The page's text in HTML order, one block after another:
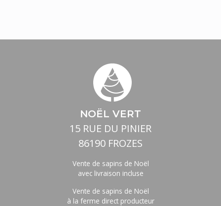
NOËL VERT
15 RUE DU PINIER
86190 FROZES
Vente de sapins de Noël
avec livraison incluse
Vente de sapins de Noël
à la ferme direct producteur